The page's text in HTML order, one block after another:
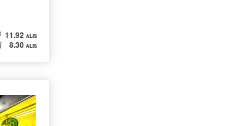
11.92 ALIS
8.30 ALIS